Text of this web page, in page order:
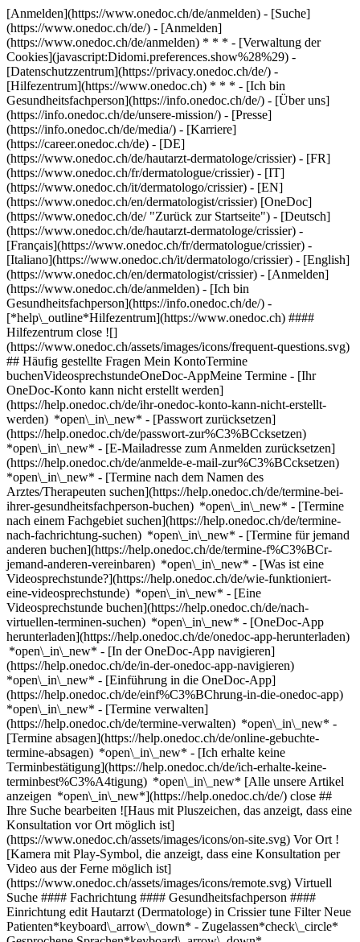
[Anmelden](https://www.onedoc.ch/de/anmelden) - [Suche]
(https://www.onedoc.ch/de/) - [Anmelden]
(https://www.onedoc.ch/de/anmelden) * * * - [Verwaltung der
Cookies](javascript:Didomi.preferences.show%28%29) -
[Datenschutzzentrum](https://privacy.onedoc.ch/de/) -
[Hilfezentrum](https://www.onedoc.ch) * * * - [Ich bin
Gesundheitsfachperson](https://info.onedoc.ch/de/) - [Über uns]
(https://info.onedoc.ch/de/unsere-mission/) - [Presse]
(https://info.onedoc.ch/de/media/) - [Karriere]
(https://career.onedoc.ch/de) - [DE]
(https://www.onedoc.ch/de/hautarzt-dermatologe/crissier) - [FR]
(https://www.onedoc.ch/fr/dermatologue/crissier) - [IT]
(https://www.onedoc.ch/it/dermatologo/crissier) - [EN]
(https://www.onedoc.ch/en/dermatologist/crissier) [OneDoc]
(https://www.onedoc.ch/de/ "Zurück zur Startseite") - [Deutsch]
(https://www.onedoc.ch/de/hautarzt-dermatologe/crissier) -
[Français](https://www.onedoc.ch/fr/dermatologue/crissier) -
[Italiano](https://www.onedoc.ch/it/dermatologo/crissier) - [English]
(https://www.onedoc.ch/en/dermatologist/crissier) - [Anmelden]
(https://www.onedoc.ch/de/anmelden) - [Ich bin
Gesundheitsfachperson](https://info.onedoc.ch/de/) -
[*help\_outline*Hilfezentrum](https://www.onedoc.ch) ####
Hilfezentrum close ![]
(https://www.onedoc.ch/assets/images/icons/frequent-questions.svg)
## Häufig gestellte Fragen Mein KontoTermine
buchenVideosprechstundeOneDoc-AppMeine Termine - [Ihr
OneDoc-Konto kann nicht erstellt werden]
(https://help.onedoc.ch/de/ihr-onedoc-konto-kann-nicht-erstellt-
werden) *open\_in\_new* - [Passwort zurücksetzen]
(https://help.onedoc.ch/de/passwort-zur%C3%BCcksetzen)
*open\_in\_new* - [E-Mailadresse zum Anmelden zurücksetzen]
(https://help.onedoc.ch/de/anmelde-e-mail-zur%C3%BCcksetzen)
*open\_in\_new* - [Termine nach dem Namen des
Arztes/Therapeuten suchen](https://help.onedoc.ch/de/termine-bei-
ihrer-gesundheitsfachperson-buchen) *open\_in\_new* - [Termine
nach einem Fachgebiet suchen](https://help.onedoc.ch/de/termine-
nach-fachrichtung-suchen) *open\_in\_new* - [Termine für jemand
anderen buchen](https://help.onedoc.ch/de/termine-f%C3%BCr-
jemand-anderen-vereinbaren) *open\_in\_new* - [Was ist eine
Videosprechstunde?](https://help.onedoc.ch/de/wie-funktioniert-
eine-videosprechstunde) *open\_in\_new* - [Eine
Videosprechstunde buchen](https://help.onedoc.ch/de/nach-
virtuellen-terminen-suchen) *open\_in\_new* - [OneDoc-App
herunterladen](https://help.onedoc.ch/de/onedoc-app-herunterladen)
*open\_in\_new* - [In der OneDoc-App navigieren]
(https://help.onedoc.ch/de/in-der-onedoc-app-navigieren)
*open\_in\_new* - [Einführung in die OneDoc-App]
(https://help.onedoc.ch/de/einf%C3%BChrung-in-die-onedoc-app)
*open\_in\_new* - [Termine verwalten](https://help.onedoc.ch/de/termine-verwalten) *open\_in\_new* - [Termine absagen](https://help.onedoc.ch/de/online-gebuchte-termine-absagen) *open\_in\_new* - [Ich erhalte keine Terminbestätigung](https://help.onedoc.ch/de/ich-erhalte-keine-terminbest%C3%A4tigung) *open\_in\_new* [Alle unsere Artikel anzeigen *open\_in\_new*](https://help.onedoc.ch/de/) close ## Ihre Suche bearbeiten ![Haus mit Pluszeichen, das anzeigt, dass eine Konsultation vor Ort möglich ist](https://www.onedoc.ch/assets/images/icons/on-site.svg) Vor Ort ![Kamera mit Play-Symbol, die anzeigt, dass eine Konsultation per Video aus der Ferne möglich ist](https://www.onedoc.ch/assets/images/icons/remote.svg) Virtuell Suche #### Fachrichtung #### Gesundheitsfachperson #### Einrichtung edit Hautarzt (Dermatologe) in Crissier tune Filter Neue Patienten*keyboard\_arrow\_down* - Zugelassen*check\_circle* Gesprochene Sprachen*keyboard\_arrow\_down* - Deutsch*check\_circle* - Englisch*check\_circle* - Französisch*check\_circle* - Italienisch*check\_circle* - Niederländisch*check\_circle* - Rumänisch*check\_circle* Geschlecht*keyboard\_arrow\_down* - Weiblich*check\_circle* - Männlich*check\_circle* Netzwerk*keyboard\_arrow\_down* - Réseau Bleu*check\_circle* - Ensemble hospitalier de la Côte - EHC*check\_circle* Verfügbarkeit*keyboard\_arrow\_down* - Heute*check\_circle* - In den nächsten 3 Tagen*check\_circle* - In den nächsten 7 Tagen*check\_circle* - In den nächsten 14 Tagen*check\_circle* # Hautarzt (Dermatologie) in der Umgebung von Crissier: Buchen Sie heute Ihren Termin online [![Dr. Yves Lechleitner, Hautarzt (Dermatologe) in Renens](https://assets.onedoc.ch/images/users/00a67d0a1f29bd43ba91635153379d402f97cadaa56a3b3132ea91c8ffd7442c-small.png "Dr. Yves Lechleitner, Hautarzt (Dermatologe) in Renens")](https://www.onedoc.ch/de/hautarzt-dermatologe/renens/pcsd5/dr-yves-lechleitner) ### [Dr. Yves Lechleitner](https://www.onedoc.ch/de/hautarzt-dermatologe/renens/pcsd5/dr-yves-lechleitner) ![Abzeichen, das ein verifiziertes Profil kennzeichnet](https://www.onedoc.ch/assets/images/icons/checkmark.svg) [Hautarzt (Dermatologe)](https://www.onedoc.ch/de/hautarzt-dermatologe/renens) [Maison Médicale Renens](https://www.onedoc.ch/de/medizinisches-zentrum/renens/eeq4/maison-medicale-renens) Avenue du Quatorze-Avril 12 1020 Renens ![Patient mit Pluszeichen, der anzeigt, dass neue Patienten angenommen werden](https://www.onedoc.ch/assets/images/icons/new-patients.svg)Akzeptiert neue Patienten [Termin buchen](https://www.onedoc.ch/de/hautarzt-dermatologe/renens/pcsd5/dr-yves-lechleitner) Expertisen:[Akne](https://www.onedoc.ch/de/akne/renens), [Hautkrebs](https://www.onedoc.ch/de/hautkrebs/renens), [Muttermalkontrolle](https://www.onedoc.ch/de/muttermalkontrolle/renens), [Hautcheck](https://www.onedoc.ch/de/hautcheck/renens)Mehr anzeigen *chevron\_left* Mo. 03 Aug. *chevron\_right* Mehr Termine anzeigen *error\_outline* Beim Laden der Verfügbarkeiten ist ein Fehler aufgetreten [Erneut versuchen](https://www.onedoc.ch) Expertisen:[Akne](https://www.onedoc.ch/de/akne/renens), [Hautkrebs](https://www.onedoc.ch/de/hautkrebs/renens), [Muttermalkontrolle](https://www.onedoc.ch/de/muttermalkontrolle/renens), [Hautcheck](https://www.onedoc.ch/de/hautcheck/renens)Mehr anzeigen [![Dr. Michael Kockaert, Venenarzt in Prilly](https://assets.onedoc.ch/images/users/28d9929cb32d2cf38020126d62f38764c5c3ca99b8de3dd872a87371e151c255-small.jpg "Dr. Michael Kockaert, Venenarzt in Prilly")](https://www.onedoc.ch/de/venenarzt/prilly/pxzj/dr-michael-kockaert) ### [Dr. Michael Kockaert](https://www.onedoc.ch/de/venenarzt/prilly/pxzj/dr-michael-kockaert) ![Abzeichen, das ein verifiziertes Profil kennzeichnet](https://www.onedoc.ch/assets/images/icons/checkmark.svg) [Venenarzt](https://www.onedoc.ch/de/venenarzt/prilly), [Hautarzt (Dermatologe)](https://www.onedoc.ch/de/hautarzt-dermatologe/prilly) [Centre Médical Lausanne Ouest - CMLO](https://www.onedoc.ch/de/medizinisches-zentrum/prilly/ep7d/centre-medical-lausanne-ouest-cmlo) Route de Renens 24 1008 Prilly ![Patient mit Pluszeichen, der anzeigt, dass neue Patienten angenommen werden](https://www.onedoc.ch/assets/images/icons/new-patients.svg)Akzeptiert neue Patienten [Termin buchen](https://www.onedoc.ch/de/venenarzt/prilly/pxzj/dr-michael-kockaert) *chevron\_left* Mo. 03 Aug. *chevron\_right* Mehr Termine anzeigen *error\_outline* Beim Laden der Verfügbarkeiten ist ein Fehler aufgetreten [Erneut versuchen](https://www.onedoc.ch) [![Dr. Michel Brouard, Hautarzt (Dermatologe) in Prilly](https://assets.onedoc.ch/images/users/a2f4cb0a48de71ac72bc7b4bcb2294a54136593d980a2a9944db5be7b2f47ade-small.jpg "Dr. Michel Brouard, Hautarzt (Dermatologe) in Prilly")](https://www.onedoc.ch/de/hautarzt-dermatologe/prilly/pxzi/dr-michel-brouard) ### [Dr. Michel Brouard](https://www.onedoc.ch/de/hautarzt-dermatologe/prilly/pxzi/dr-michel-brouard) ![Abzeichen, das ein verifiziertes Profil kennzeichnet](https://www.onedoc.ch/assets/images/icons/checkmark.svg) [Hautarzt (Dermatologe)](https://www.onedoc.ch/de/hautarzt-dermatologe/prilly) [Centre Médical Lausanne Ouest - CMLO](https://www.onedoc.ch/de/medizinisches-zentrum/prilly/ep7d/centre-medical-lausanne-ouest-cmlo) Route de Renens 24 1008 Prilly ![Patient mit Pluszeichen, der anzeigt, dass neue Patienten angenommen werden](https://www.onedoc.ch/assets/images/icons/new-patients.svg)Akzeptiert neue Patienten [Termin buchen](https://www.onedoc.ch/de/hautarzt-dermatologe/prilly/pxzi/dr-michel-brouard) *chevron\_left* Mo. 03 Aug. *chevron\_right* Mehr Termine anzeigen *error\_outline* Beim Laden der Verfügbarkeiten ist ein Fehler aufgetreten [Erneut versuchen](https://www.onedoc.ch) [![Dr. Laurent Berger, Hautarzt (Dermatologe) in Lausanne](https://assets.onedoc.ch/images/users/cdaa3f80e1705f7d0286258d4d0e31496cf2d3ab90551ec8318d0e0afd459857-small.jpg "Dr. Laurent Berger, Hautarzt (Dermatologe) in Lausanne")](https://www.onedoc.ch/de/hautarzt-dermatologe/lausanne/pcw0f/dr-laurent-berger) ### [Dr. Laurent Berger](https://www.onedoc.ch/de/hautarzt-dermatologe/lausanne/pcw0f/dr-laurent-berger) ![Abzeichen, das ein verifiziertes Profil kennzeichnet](https://www.onedoc.ch/assets/images/icons/checkmark.svg) [Hautarzt (Dermatologe)](https://www.onedoc.ch/de/hautarzt-dermatologe/lausanne) [AMIIA Clinique](https://www.onedoc.ch/de/medizinische-praxis/lausanne/e787/amiia-clinique) Rue Centrale 19 1003 Lausanne ![Patient mit Pluszeichen, der anzeigt, dass neue Patienten angenommen werden](https://www.onedoc.ch/assets/images/icons/new-patients.svg)Akzeptiert neue Patienten [Termin buchen](https://www.onedoc.ch/de/hautarzt-dermatologe/lausanne/pcw0f/dr-laurent-berger) *chevron\_left* Mo. 03 Aug. *chevron\_right* Mehr Termine anzeigen *error\_outline* Beim Laden der Verfügbarkeiten ist ein Fehler aufgetreten [Erneut versuchen](https://www.onedoc.ch) [![Dr. Anca-Victoria Dobos, Hautärztin (Dermatologin) in Rolle](https://assets.onedoc.ch/images/users/76b3fde0b173f56825fb9b9a7f697e36369995b56cbb5453d0f7e46be3707f7c-small.png "Dr. Anca-Victoria Dobos, Hautärztin (Dermatologin) in Rolle")](https://www.onedoc.ch/de/hautarztin-dermatologin/rolle/pc2du/dr-anca-victoria-dobos) ### [Dr. Anca-Victoria Dobos](https://www.onedoc.ch/de/hautarztin-dermatologin/rolle/pc2du/dr-anca-victoria-dobos) ![Abzeichen, das ein verifiziertes Profil kennzeichnet](https://www.onedoc.ch/assets/images/icons/checkmark.svg) [Hautärztin (Dermatologin)](https://www.onedoc.ch/de/hautarzt-dermatologe/rolle) Dermatologie Rolle - à 5 min de la gare Rue du Nord 24 1180 Rolle ![Patient mit Pluszeichen, der anzeigt, dass neue Patienten angenommen werden](https://www.onedoc.ch/assets/images/icons/new-patients.svg)Akzeptiert neue Patienten [Termin buchen](https://www.onedoc.ch/de/hautarztin-dermatologin/rolle/pc2du/dr-anca-victoria-dobos) Expertisen:[Injektion von Botulinumtoxin](https://www.onedoc.ch/de/injektion-von-botulinumtoxin/rolle), [Injektion von Hyaluronsäure](https://www.onedoc.ch/de/injektion-von-hyaluronsaure/rolle), [Injektion von plättchenreichem Plasma | PRP | Vampire Lift](https://www.onedoc.ch/de/injektion-von-plattchenreichem-plasma-prp-vampire-lift/rolle), [Ästhetischer Laser](https://www.onedoc.ch/de/asthetischer-laser/rolle), [Hautcheck](https://www.onedoc.ch/de/hautcheck/rolle), [Akne](https://www.onedoc.ch/de/akne/rolle), [Hautkrebs](https://www.onedoc.ch/de/hautkrebs/rolle), [Ekzem](https://www.onedoc.ch/de/ekzem/rolle), [Melanom](https://www.onedoc.ch/de/melanom/rolle)Mehr anzeigen Expertisen:[Injektion von Botulinumtoxin](https://www.onedoc.ch/de/injektion-von-botulinumtoxin/rolle), [Injektion von Hyaluronsäure](https://www.onedoc.ch/de/injektion-von-hyaluronsaure/rolle), [Injektion von plättchenreichem Plasma | PRP | Vampire Lift](https://www.onedoc.ch/de/injektion-von-plattchenreichem-plasma-prp-vampire-lift/rolle), [Ästhetischer Laser](https://www.onedoc.ch/de/asthetischer-laser/rolle), [Hautcheck](https://www.onedoc.ch/de/hautcheck/rolle), [Akne](https://www.onedoc.ch/de/akne/rolle), [Hautkrebs](https://www.onedoc.ch/de/hautkrebs/rolle), [Ekzem](https://www.onedoc.ch/de/ekzem/rolle), [Melanom](https://www.onedoc.ch/de/melanom/rolle)Mehr anzeigen [![Dr. Guillaume Roux, Hautarzt (Dermatologe) in Lausanne](https://www.onedoc.ch/assets/images/male.png "Dr. Guillaume Roux, Hautarzt (Dermatologe) in Lausanne")](https://www.onedoc.ch/de/hautarzt-dermatologe/lausanne/pcajh/dr-guillaume-roux) ### [Dr. Guillaume Roux](https://www.onedoc.ch/de/hautarzt-dermatologe/lausanne/pcajh/dr-guillaume-roux) [Hautarzt (Dermatologe)](https://www.onedoc.ch/de/hautarzt-dermatologe/lausanne) [Swissdermatology SA](https://www.onedoc.ch/de/medizinische-praxis/lausanne/ekaf/swissdermatology-sa) Rue Madeleine 18 1003 Lausanne ![Patient mit Pluszeichen, der anzeigt, dass neue Patienten angenommen werden](https:/